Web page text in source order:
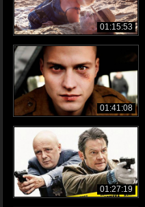
01:15:53
01:41:08
01:27:19